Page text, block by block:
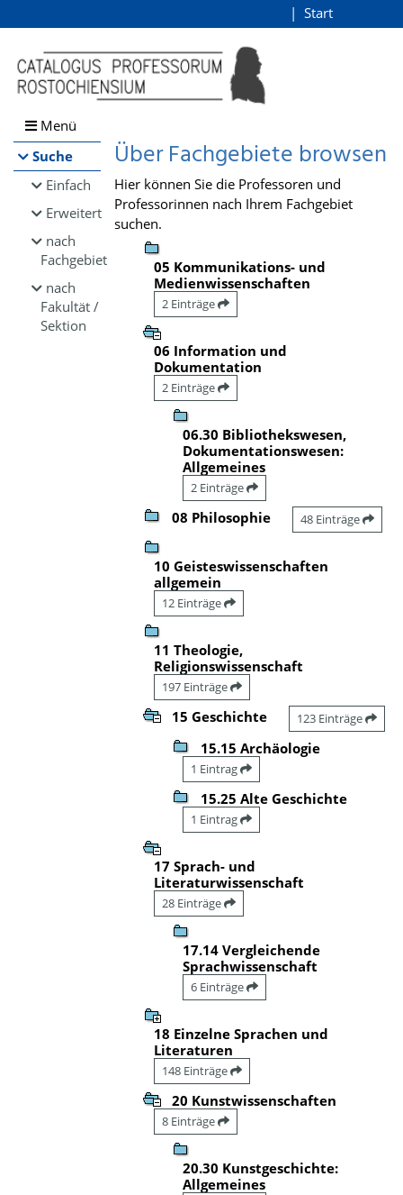
Browsen
direkt zum Inhalt
Start
Menü
Suche
Einfach
Erweitert
nach
Fachgebiet
nach
Fakultät /
Sektion
Über Fachgebiete browsen
Hier können Sie die Professoren und
Professorinnen nach Ihrem Fachgebiet
suchen.
05 Kommunikations- und
Medienwissenschaften
2 Einträge
06 Information und
Dokumentation
2 Einträge
06.30 Bibliothekswesen,
Dokumentationswesen:
Allgemeines
2 Einträge
08 Philosophie 48 Einträge
10 Geisteswissenschaften
allgemein
12 Einträge
11 Theologie,
Religionswissenschaft
197 Einträge
15 Geschichte 123 Einträge
15.15 Archäologie
1 Eintrag
15.25 Alte Geschichte
1 Eintrag
17 Sprach- und
Literaturwissenschaft
28 Einträge
17.14 Vergleichende
Sprachwissenschaft
6 Einträge
18 Einzelne Sprachen und
Literaturen
148 Einträge
20 Kunstwissenschaften
8 Einträge
20.30 Kunstgeschichte:
Allgemeines